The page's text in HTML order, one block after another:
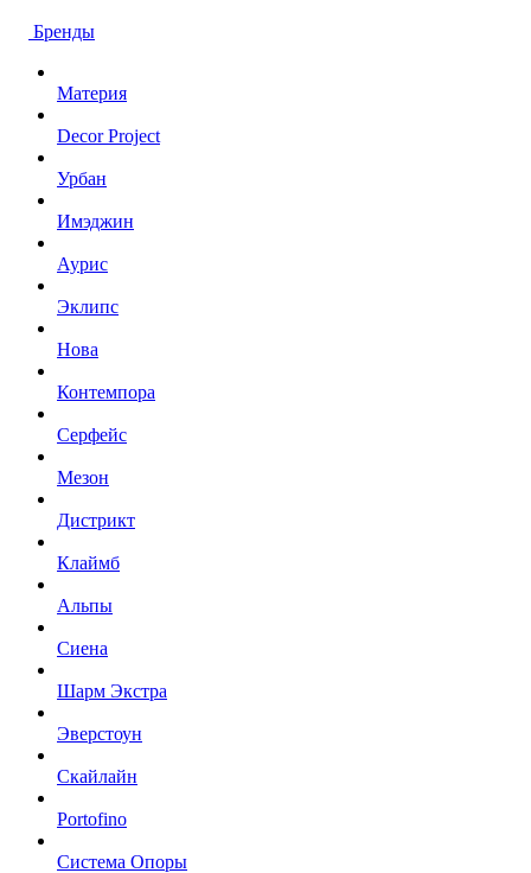
Бренды
Материя
Decor Project
Урбан
Имэджин
Аурис
Эклипс
Нова
Контемпора
Серфейс
Мезон
Дистрикт
Клаймб
Альпы
Сиена
Шарм Экстра
Эверстоун
Скайлайн
Portofino
Система Опоры